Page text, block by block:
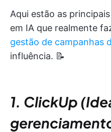
Aqui estão as
em IA que realmente
gestão de campanhas
influência. 📝
1. ClickUp